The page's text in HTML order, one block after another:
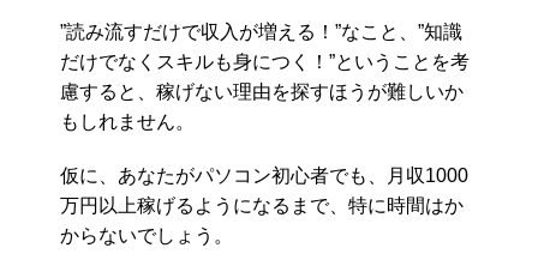
”読み流すだけで収入が増える！”なこと、”知識
だけでなくスキルも身につく！”ということを考
慮すると、稼げない理由を探すほうが難しいか
もしれません。
仮に、あなたがパソコン初心者でも、月収1000
万円以上稼げるようになるまで、特に時間はか
からないでしょう。